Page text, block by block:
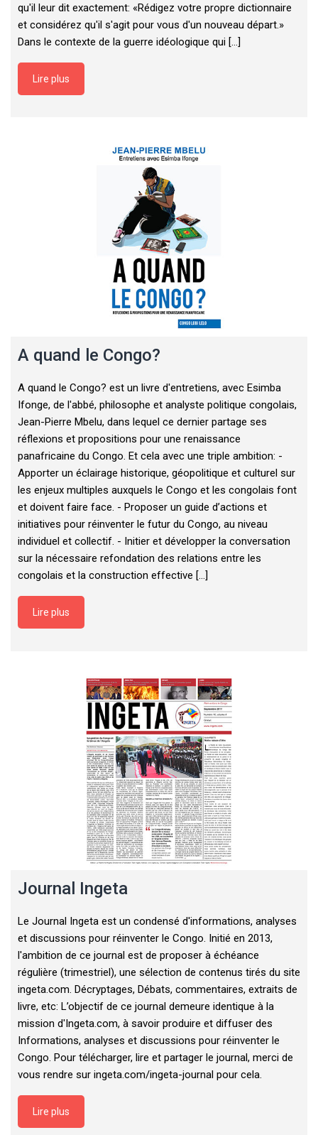
qu'il leur dit exactement: «Rédigez votre propre dictionnaire
et considérez qu'il s'agit pour vous d'un nouveau départ.»
Dans le contexte de la guerre idéologique qui [...]
Lire plus
A quand le Congo?
A quand le Congo? est un livre d'entretiens, avec Esimba
Ifonge, de l'abbé, philosophe et analyste politique congolais,
Jean-Pierre Mbelu, dans lequel ce dernier partage ses
réflexions et propositions pour une renaissance
panafricaine du Congo. Et cela avec une triple ambition: -
Apporter un éclairage historique, géopolitique et culturel sur
les enjeux multiples auxquels le Congo et les congolais font
et doivent faire face. - Proposer un guide d’actions et
initiatives pour réinventer le futur du Congo, au niveau
individuel et collectif. - Initier et développer la conversation
sur la nécessaire refondation des relations entre les
congolais et la construction effective [...]
Lire plus
Journal Ingeta
Le Journal Ingeta est un condensé d'informations, analyses
et discussions pour réinventer le Congo. Initié en 2013,
l'ambition de ce journal est de proposer à échéance
régulière (trimestriel), une sélection de contenus tirés du site
ingeta.com. Décryptages, Débats, commentaires, extraits de
livre, etc: L’objectif de ce journal demeure identique à la
mission d'Ingeta.com, à savoir produire et diffuser des
Informations, analyses et discussions pour réinventer le
Congo. Pour télécharger, lire et partager le journal, merci de
vous rendre sur ingeta.com/ingeta-journal pour cela.
Lire plus